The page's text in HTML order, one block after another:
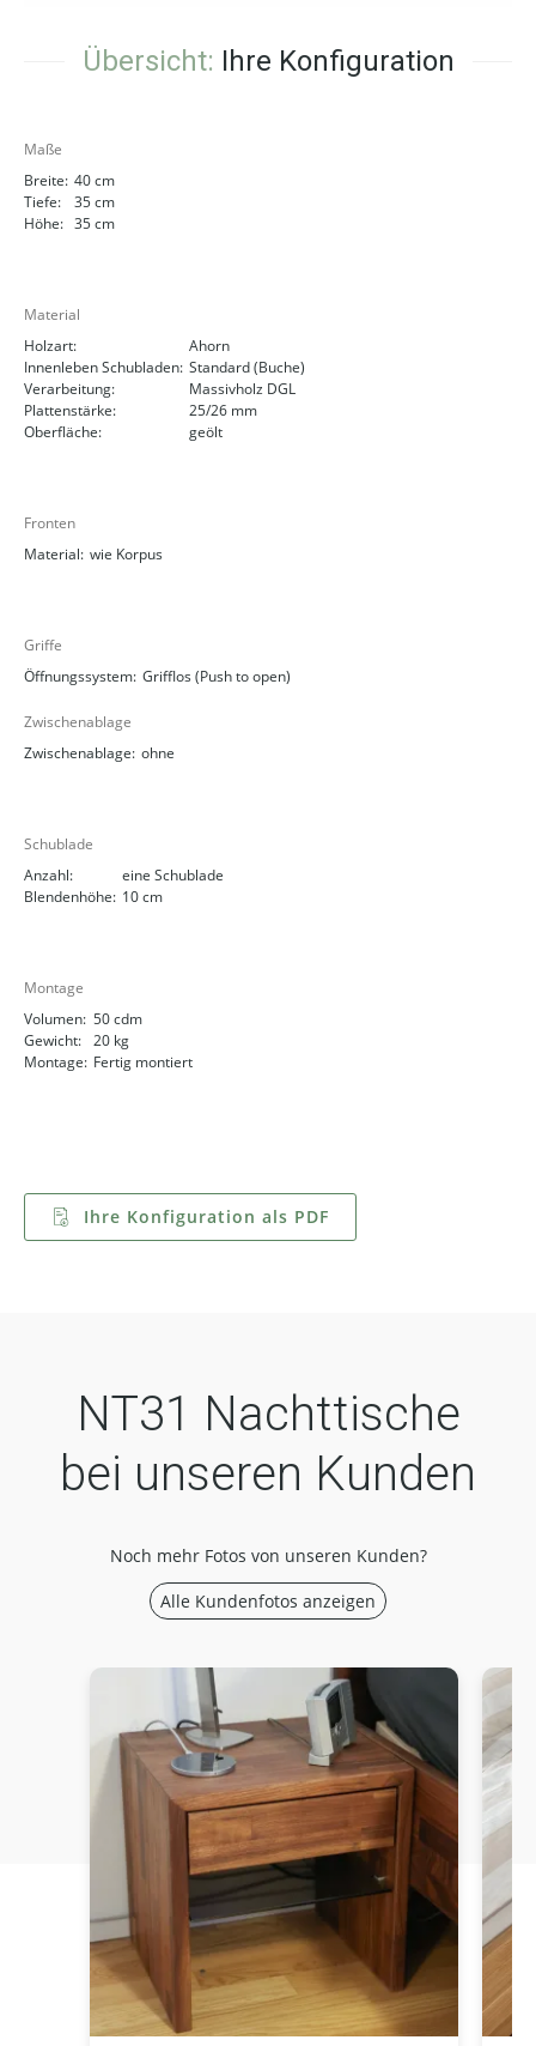
Übersicht: Ihre Konfiguration
Maße
Breite: 40 cm
Tiefe:
35 cm
Höhe: 35 cm
Material
Holzart:
Ahorn
Innenleben Schubladen: Standard (Buche)
Verarbeitung:
Massivholz DGL
Plattenstärke:
25/26 mm
Oberfläche:
geölt
Fronten
Material: wie Korpus
Griffe
Öffnungssystem: Grifflos (Push to open)
Zwischenablage
Zwischenablage: ohne
Schublade
Anzahl:
eine Schublade
Blendenhöhe: 10 cm
Montage
Volumen: 50 cdm
Gewicht: 20 kg
Montage: Fertig montiert
Ihre Konfiguration als PDF
NT31 Nachttische
bei unseren Kunden
Noch mehr Fotos von unseren Kunden?
Alle Kundenfotos anzeigen